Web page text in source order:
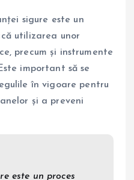
sigure este un
utilizarea unor
precum și instrumente
important să se
în vigoare pentru
și a preveni
este un proces